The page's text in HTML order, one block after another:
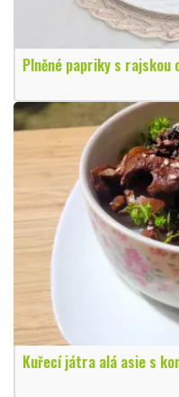
Plněné papriky s rajskou
Kuřecí játra alá asie s